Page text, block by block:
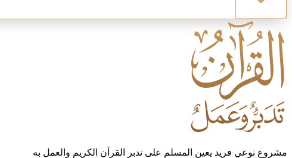
مشروع نوعي فريد يعين المسلم على تدبر القرآن الكريم والعمل به